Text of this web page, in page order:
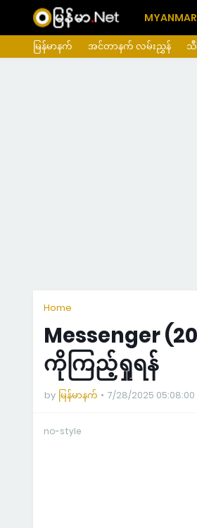
မြန်မာနက် အင်တာနက် လမ်းညွှန် သီ
Home
Messenger
ကိုကြည့်ရှုရန်
by မြန်မာနက် 7/28/2025 05:08:00
no-style